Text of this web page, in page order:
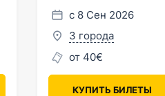
с 8 Сен 2026
3 города
от 40€
КУПИТЬ БИЛЕТЫ